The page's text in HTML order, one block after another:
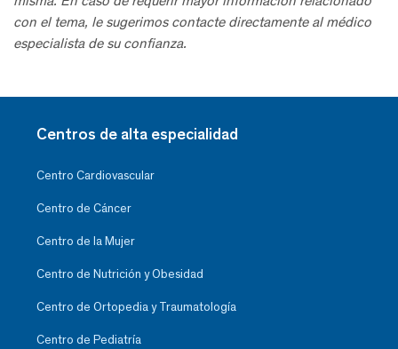
con el tema, le sugerimos contacte directamente al médico
especialista de su confianza.
Centros de alta especialidad
Centro Cardiovascular
Centro de Cáncer
Centro de la Mujer
Centro de Nutrición y Obesidad
Centro de Ortopedia y Traumatología
Centro de Pediatría